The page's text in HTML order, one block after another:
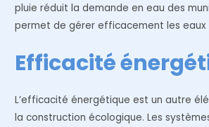
pluie réduit la demande en eau des
permet de gérer efficacement les eaux
Efficacité
L’efficacité énergétique est un autre
la construction écologique. Les